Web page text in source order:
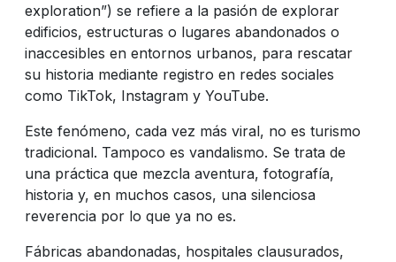
exploration”) se refiere a la pasión de explorar
edificios, estructuras o lugares abandonados o
inaccesibles en entornos urbanos, para rescatar
su historia mediante registro en redes sociales
como TikTok, Instagram y YouTube.
Este fenómeno, cada vez más viral, no es turismo
tradicional. Tampoco es vandalismo. Se trata de
una práctica que mezcla aventura, fotografía,
historia y, en muchos casos, una silenciosa
reverencia por lo que ya no es.
Fábricas abandonadas, hospitales clausurados,